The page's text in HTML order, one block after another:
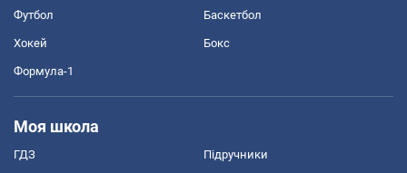
Футбол Баскетбол
Хокей Бокс
Формула-1
Моя школа
ГДЗ Підручники